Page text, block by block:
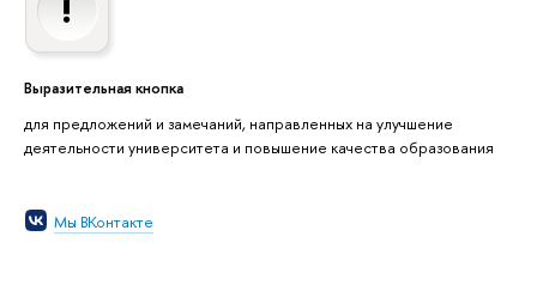
Выразительная кнопка
для предложений и замечаний, направленных на улучшение
деятельности университета и повышение качества образования
Мы ВКонтакте